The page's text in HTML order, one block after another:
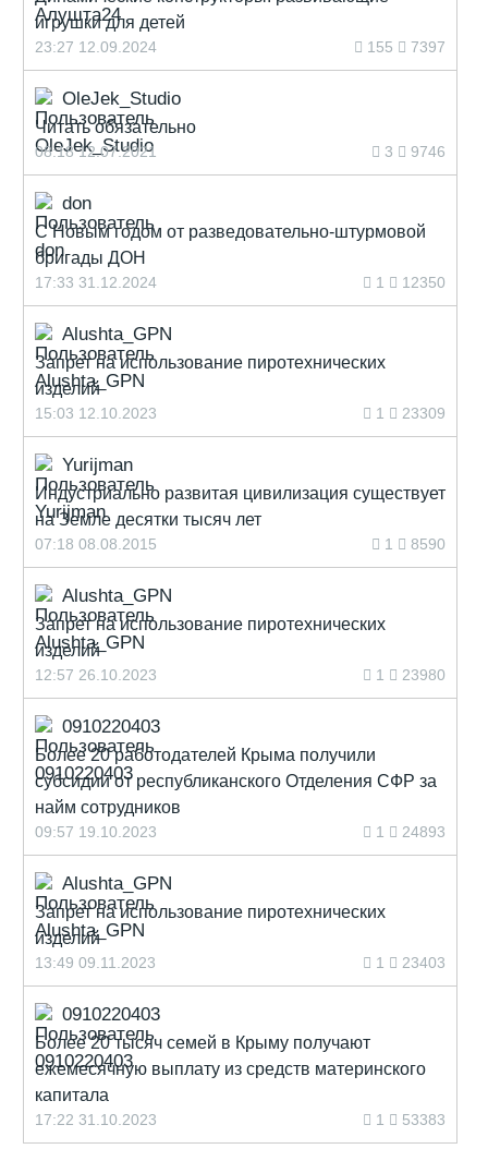
игрушки для детей
23:27 12.09.2024 155 7397
OleJek_Studio
Читать обязательно
08:18 12.07.2021 3 9746
don
С Новым годом от разведовательно-штурмовой
бригады ДОН
17:33 31.12.2024 1 12350
Alushta_GPN
Запрет на использование пиротехнических
изделий
15:03 12.10.2023 1 23309
Yurijman
Индустриально развитая цивилизация существует
на Земле десятки тысяч лет
07:18 08.08.2015 1 8590
Alushta_GPN
Запрет на использование пиротехнических
изделий
12:57 26.10.2023 1 23980
0910220403
Более 20 работодателей Крыма получили
субсидии от республиканского Отделения СФР за
найм сотрудников
09:57 19.10.2023 1 24893
Alushta_GPN
Запрет на использование пиротехнических
изделий
13:49 09.11.2023 1 23403
0910220403
Более 20 тысяч семей в Крыму получают
ежемесячную выплату из средств материнского
капитала
17:22 31.10.2023 1 53383